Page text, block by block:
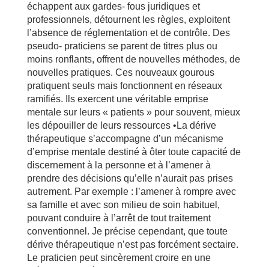
échappent aux gardes- fous juridiques et
professionnels, détournent les règles, exploitent
l’absence de réglementation et de contrôle. Des
pseudo- praticiens se parent de titres plus ou
moins ronflants, offrent de nouvelles méthodes, de
nouvelles pratiques. Ces nouveaux gourous
pratiquent seuls mais fonctionnent en réseaux
ramifiés. Ils exercent une véritable emprise
mentale sur leurs « patients » pour souvent, mieux
les dépouiller de leurs ressources •La dérive
thérapeutique s’accompagne d’un mécanisme
d’emprise mentale destiné à ôter toute capacité de
discernement à la personne et à l’amener à
prendre des décisions qu’elle n’aurait pas prises
autrement. Par exemple : l’amener à rompre avec
sa famille et avec son milieu de soin habituel,
pouvant conduire à l’arrêt de tout traitement
conventionnel. Je précise cependant, que toute
dérive thérapeutique n’est pas forcément sectaire.
Le praticien peut sincèrement croire en une